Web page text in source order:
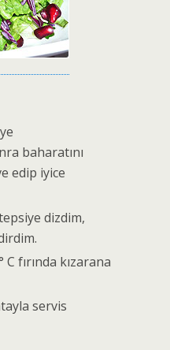
baharatını
edip iyice
dizdim,
C fırında kızarana
servis